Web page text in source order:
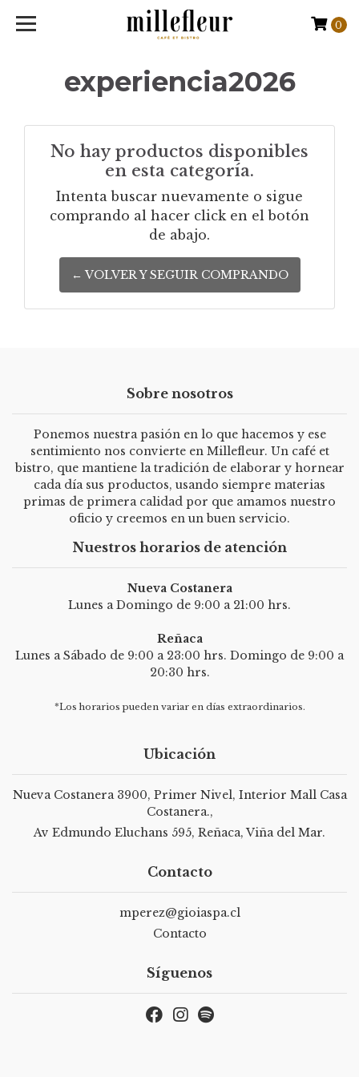
0
experiencia2026
No hay productos disponibles
en esta categoría.
Intenta buscar nuevamente o sigue
comprando al hacer click en el botón
de abajo.
← VOLVER Y SEGUIR COMPRANDO
Sobre nosotros
Ponemos nuestra pasión en lo que hacemos y ese
sentimiento nos convierte en Millefleur. Un café et
bistro, que mantiene la tradición de elaborar y hornear
cada día sus productos, usando siempre materias
primas de primera calidad por que amamos nuestro
oficio y creemos en un buen servicio.
Nuestros horarios de atención
Nueva Costanera
Lunes a Domingo de 9:00 a 21:00 hrs.
Reñaca
Lunes a Sábado de 9:00 a 23:00 hrs. Domingo de 9:00 a
20:30 hrs.
*Los horarios pueden variar en días extraordinarios.
Ubicación
Nueva Costanera 3900, Primer Nivel, Interior Mall Casa
Costanera.,
Av Edmundo Eluchans 595, Reñaca, Viña del Mar.
Contacto
mperez@gioiaspa.cl
Contacto
Síguenos